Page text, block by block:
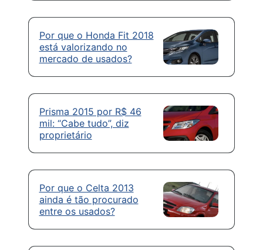
Por que o Honda Fit 2018
está valorizando no
mercado de usados?
Prisma 2015 por R$ 46
mil: “Cabe tudo”, diz
proprietário
Por que o Celta 2013
ainda é tão procurado
entre os usados?